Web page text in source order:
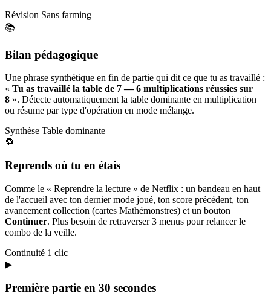
Révision Sans farming
📚
Bilan pédagogique
Une phrase synthétique en fin de partie qui dit ce que tu as travaillé :
« Tu as travaillé la table de 7 — 6 multiplications réussies sur
8 ». Détecte automatiquement la table dominante en multiplication
ou résume par type d'opération en mode mélange.
Synthèse Table dominante
🔁
Reprends où tu en étais
Comme le « Reprendre la lecture » de Netflix : un bandeau en haut
de l'accueil avec ton dernier mode joué, ton score précédent, ton
avancement collection (cartes Mathémonstres) et un bouton
Continuer. Plus besoin de retraverser 3 menus pour relancer le
combo de la veille.
Continuité 1 clic
▶
Première partie en 30 secondes